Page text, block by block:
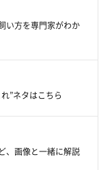
い方を専門家がわか
”ネタはこちら
、画像と一緒に解説